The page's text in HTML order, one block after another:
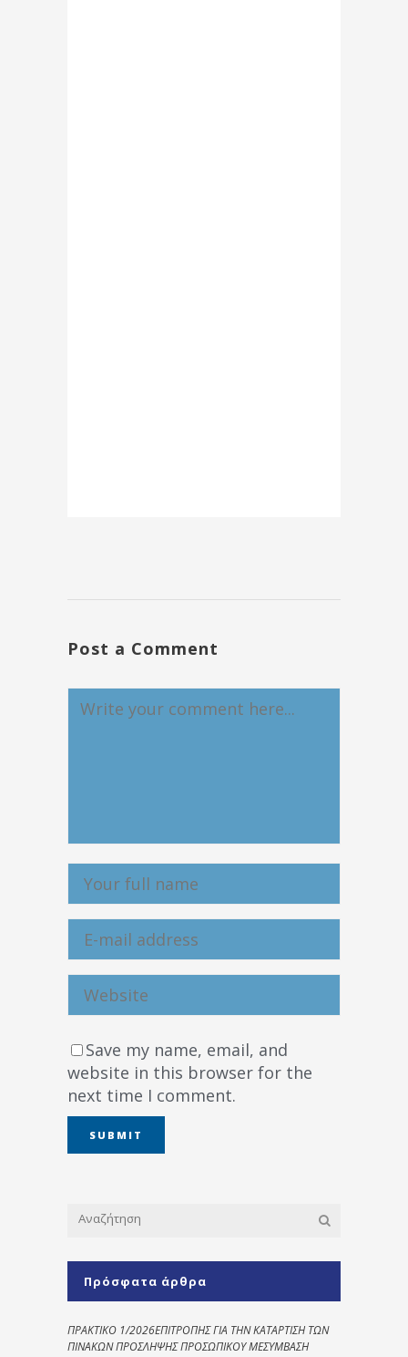
Post a Comment
Save my name, email, and
website in this browser for the
next time I comment.
Πρόσφατα άρθρα
ΠΡΑΚΤΙΚΟ 1/2026ΕΠΙΤΡΟΠΗΣ ΓΙΑ ΤΗΝ ΚΑΤΑΡΤΙΣΗ ΤΩΝ
ΠΙΝΑΚΩΝ ΠΡΟΣΛΗΨΗΣ ΠΡΟΣΩΠΙΚΟΥ ΜΕΣΥΜΒΑΣΗ